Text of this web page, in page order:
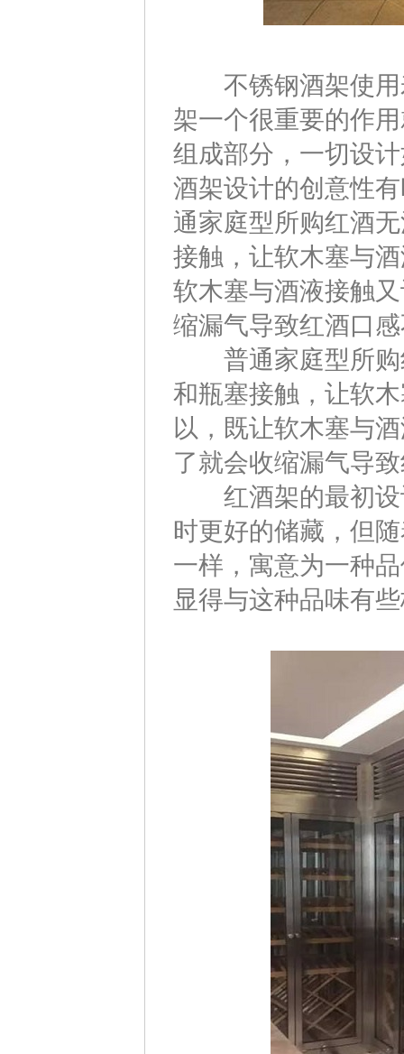
不锈钢酒架使用
架一个很重要的作
组成部分，一切设
酒架设计的创意性
通家庭型所购红酒
接触，让软木塞与
软木塞与酒液接触
缩漏气导致红酒口
普通家庭型所购
和瓶塞接触，让软
以，既让软木塞与
了就会收缩漏气导
红酒架的最初设
时更好的储藏，但
一样，寓意为一种
显得与这种品味有